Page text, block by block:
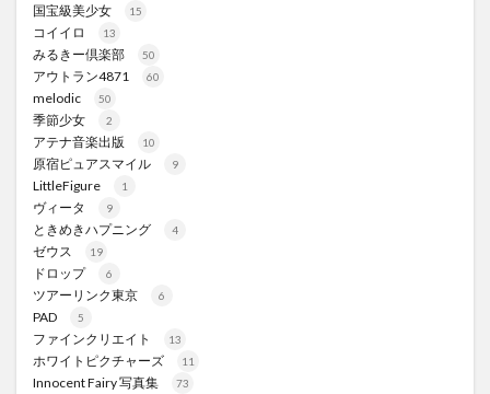
国宝級美少女 15
コイイロ 13
みるきー倶楽部 50
アウトラン4871 60
melodic 50
季節少女 2
アテナ音楽出版 10
原宿ピュアスマイル 9
LittleFigure 1
ヴィータ 9
ときめきハプニング 4
ゼウス 19
ドロップ 6
ツアーリンク東京 6
PAD 5
ファインクリエイト 13
ホワイトピクチャーズ 11
Innocent Fairy 写真集 73